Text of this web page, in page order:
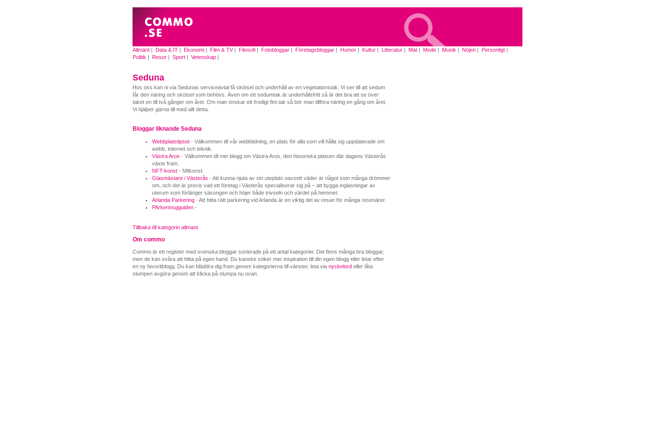
Allmänt | Data & IT | Ekonomi | Film & TV| Filosofi | Fotobloggar | Företagsbloggar | Humor | Kultur | Litteratur | Mat | Mode | Musik | Nöjen | Personligt |
Politik | Resor | Sport | Vetenskap |
Seduna
Hos oss kan ni via Sedunas serviceavtal få skötsel och underhåll av ert vegetationstak. Vi ser till att sedum
får den näring och skötsel som behövs. Även om ett sedumtak är underhållsfritt så är det bra att se över
taket en till två gånger om året. Om man önskar ett frodigt fint tak så bör man tillföra näring en gång om året.
Vi hjälper gärna till med allt detta.
Bloggar liknande Seduna
Webbplatstipset - Välkommen till vår webbtidning, en plats för alla som vill hålla sig uppdaterade om
webb, internet och teknik.
Västra Aros - Välkommen till min blogg om Västra Aros, den historiska platsen där dagens Västerås
växte fram.
NFT-konst - Nftkonst.
Glasmästare i Västerås - Att kunna njuta av sin uteplats oavsett väder är något som många drömmer
om, och det är precis vad ett företag i Västerås specialiserar sig på – att bygga inglasningar av
uterum som förlänger säsongen och höjer både trivseln och värdet på hemmet.
Arlanda Parkering - Att hitta rätt parkering vid Arlanda är en viktig del av resan för många resenärer.
PArkerinsgguiden -
Tillbaka till kategorin allmant
Om commo
Commo är ett register med svenska bloggar sorterade på ett antal kategorier. Det finns många bra bloggar,
men de kan svåra att hitta på egen hand. Du kanske söker mer inspiration till din egen blogg eller letar efter
en ny favoritblogg. Du kan bläddra dig fram genom kategorierna till vänster, leta via nyckelord eller låta
slumpen avgöra genom att klicka på slumpa nu ovan.